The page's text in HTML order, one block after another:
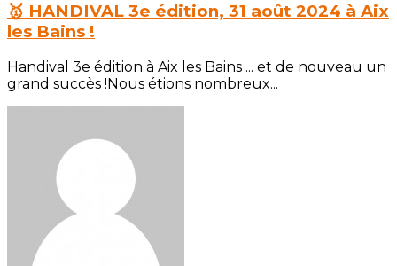
🥇 HANDIVAL 3e édition, 31 août 2024 à Aix
les Bains !
Handival 3e édition à Aix les Bains ... et de nouveau un
grand succès !Nous étions nombreux...